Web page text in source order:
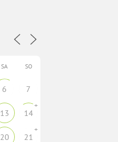
SA SO
6 7
13 14
+
20 21
+